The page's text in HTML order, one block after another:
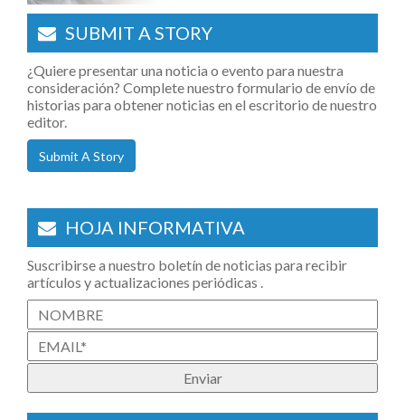
SUBMIT A STORY
¿Quiere presentar una noticia o evento para nuestra
consideración? Complete nuestro formulario de envío de
historias para obtener noticias en el escritorio de nuestro
editor.
Submit A Story
HOJA INFORMATIVA
Suscribirse a nuestro boletín de noticias para recibir
artículos y actualizaciones periódicas .